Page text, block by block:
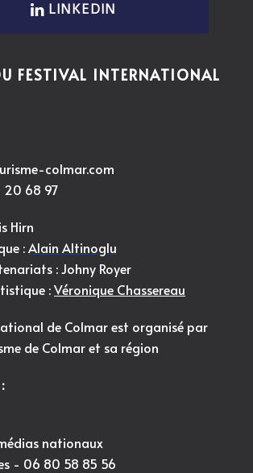
LINKEDIN
FESTIVAL INTERNATIONAL
colmar.com
20 68 97
Hirn
:Alain Altinoglu
: Johny Royer
:Véronique Chassereau
de Colmar est organisé par
de Colmar et sa région
nationaux
- 06 80 58 85 56